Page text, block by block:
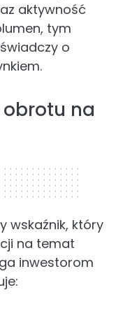
aktywność
tym
o
na
wskaźnik, który
na temat
inwestorom